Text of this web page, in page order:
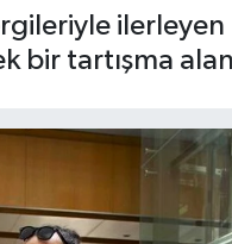
bir tartışma